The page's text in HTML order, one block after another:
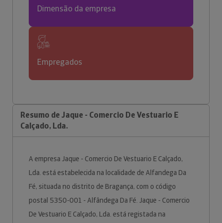
Dimensão da empresa
Empregados
Resumo de Jaque - Comercio De Vestuario E
Calçado, Lda.
A empresa Jaque - Comercio De Vestuario E Calçado,
Lda. está estabelecida na localidade de Alfandega Da
Fé, situada no distrito de Bragança, com o código
postal 5350-001 - Alfândega Da Fé. Jaque - Comercio
De Vestuario E Calçado, Lda. está registada na